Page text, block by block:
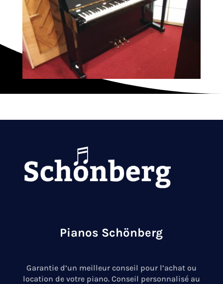
Pianos Schönberg
Garantie d’un meilleur conseil pour l’achat ou
location de votre piano. Conseil personnalisé au